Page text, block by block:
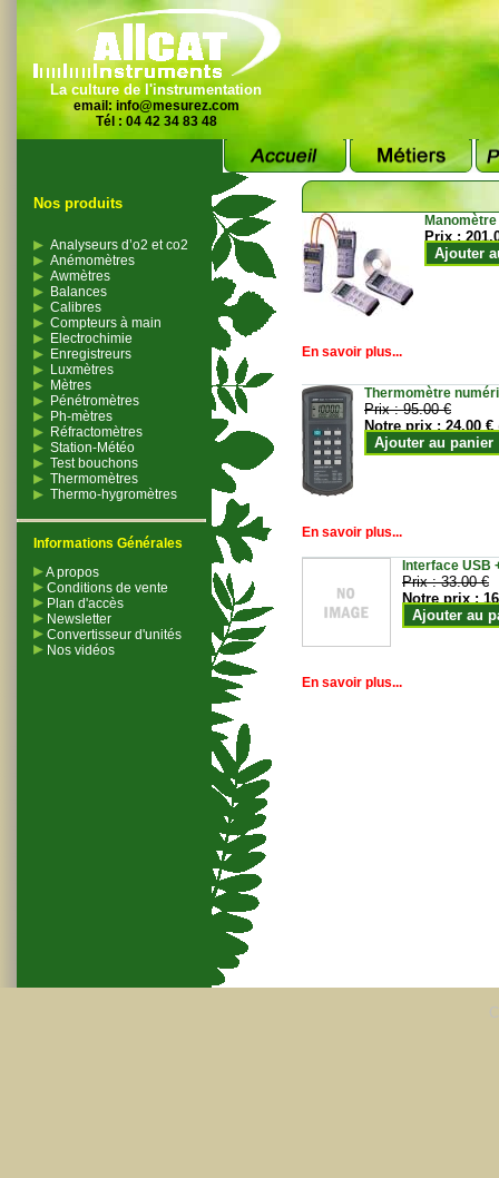
La culture de l'instrumentation
email: info@mesurez.com
Tél : 04 42 34 83 48
Nos produits
Analyseurs d’o2 et co2
Anémomètres
Awmètres
Balances
Calibres
Compteurs à main
Electrochimie
Enregistreurs
Luxmètres
Mètres
Pénétromètres
Ph-mètres
Réfractomètres
Station-Météo
Test bouchons
Thermomètres
Thermo-hygromètres
Informations Générales
A propos
Conditions de vente
Plan d'accès
Newsletter
Convertisseur d'unités
Nos vidéos
Prix :
Ajouter
En savoir plus...
Thermomètre
Prix :95.00 €
Notre prix :24.00 €
Ajouter au panier
En savoir plus...
Interface USB
Prix :33.00 €
Notre prix :
Ajouter au
En savoir plus...